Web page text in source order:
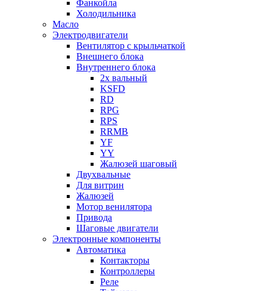
Фанкойла
Холодильника
Масло
Электродвигатели
Вентилятор с крыльчаткой
Внешнего блока
Внутреннего блока
2х вальный
KSFD
RD
RPG
RPS
RRMB
YF
YY
Жалюзей шаговый
Двухвальные
Для витрин
Жалюзей
Мотор венилятора
Привода
Шаговые двигатели
Электронные компоненты
Автоматика
Контакторы
Контроллеры
Реле